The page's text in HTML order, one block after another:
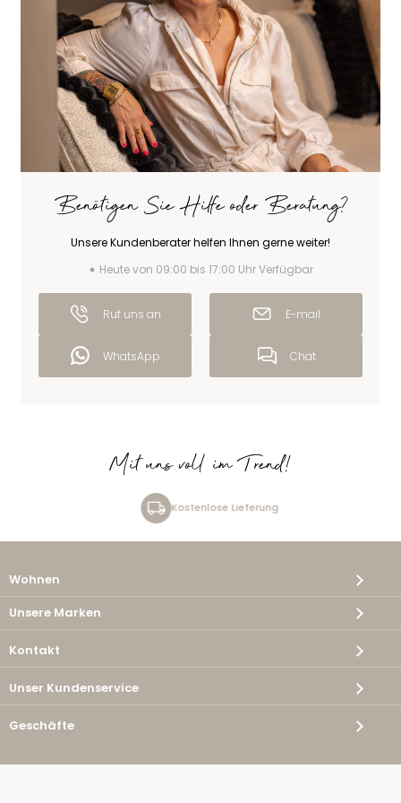
Benötigen Sie Hilfe oder Beratung?
Unsere Kundenberater helfen Ihnen gerne weiter!
Heute von 09:00 bis 17:00 Uhr Verfügbar
Ruf uns an E-mail
WhatsApp Chat
Mit uns voll im Trend!
Kostenlose Lieferung
Wohnen
Unsere Marken
Kontakt
Unser Kundenservice
Geschäfte